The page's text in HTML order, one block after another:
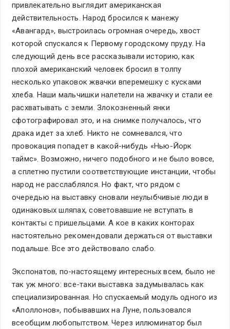
привлекательно выглядит американская
действительность. Народ бросился к манежу
«Авангард», выстроилась огромная очередь, хвост
которой спускался к Первому городскому пруду. На
следующий день все рассказывали историю, как
плохой американский человек бросил в толпу
несколько упаковок жвачки вперемешку с кусками
хлеба. Наши мальчишки налетели на жвачку и стали ее
расхватывать с земли. Злокозненный янки
сфотографировал это, и на снимке получалось, что
драка идет за хлеб. Никто не сомневался, что
провокация попадет в какой-нибудь «Нью-Йорк
таймс». Возможно, ничего подобного и не было вовсе,
а сплетню пустили соответствующие инстанции, чтобы
народ не расслаблялся. Но факт, что рядом с
очередью на выставку сновали неулыбчивые люди в
одинаковых шляпах, советовавшие не вступать в
контакты с пришельцами. А кое в каких конторах
настоятельно рекомендовали держаться от выставки
подальше. Все это действовало слабо.
Экспонатов, по-настоящему интересных всем, было не
так уж много: все-таки выставка задумывалась как
специализированная. Но спускаемый модуль одного из
«Аполлонов», побывавших на Луне, пользовался
всеобщим любопытством. Через иллюминатор был